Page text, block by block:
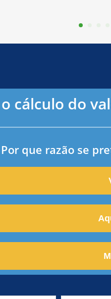
cálculo do
Por que razão se